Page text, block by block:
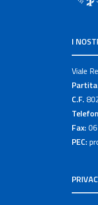
I
Viale
Partita
C.F.
Fax:
PEC: